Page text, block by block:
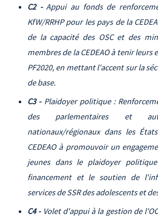
C2 -Appui au fonds de
KfW/RRHP pour les pays de la
de la capacité des OSC et des
membres de la CEDEAO à tenir leurs
PF2020, en mettant l'accent sur la
de base.
C3 -Plaidoyer politique :
des parlementaires et
nationaux/régionaux dans les
CEDEAO à promouvoir un
jeunes dans le plaidoyer
financement et le soutien de
services de SSR des adolescents et
C4 -Volet d'appui à la gestion de